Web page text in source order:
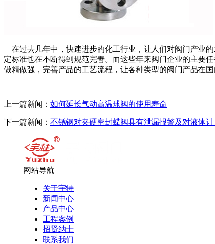
在过去几年中，快速进步的化工行业，让人们对阀门产业
定标准也在不断得到规范完善。而这些年来阀门企业的主要
做精做强，完善产品的工艺流程，让各种类型的阀门产品在国
上一篇新闻： 如何延长气动高温球阀的使用寿命
下一篇新闻： 不锈钢对夹硬密封蝶阀具有泄漏报警及对液体
网站导航
关于宇特
新闻中心
产品中心
工程案例
招贤纳士
联系我们